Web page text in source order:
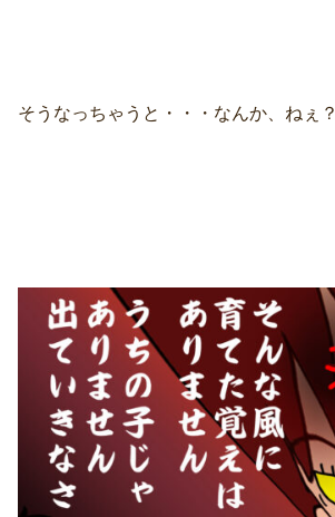
そうなっちゃうと・・・なんか、ねぇ？